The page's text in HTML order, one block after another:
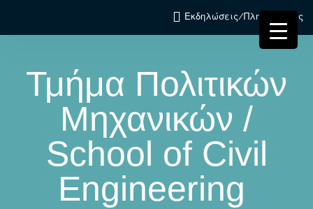
Εκδηλώσεις/Πληροφορίες
Τμήμα Πολιτικών
Μηχανικών /
School of Civil
Engineering